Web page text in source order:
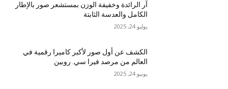
آر الرائدة وخفيفة الوزن بمستشعر صور بالإطار
الكامل والعدسة الثابتة
يوليو 24, 2025
الكشف عن أول صور لأكبر كاميرا رقمية في
العالم من مرصد فيرا سي. روبين
يونيو 24, 2025